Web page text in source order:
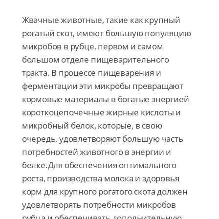
Жвачные животные, такие как крупный
рогатый скот, имеют большую популяцию
микробов в рубце, первом и самом
большом отделе пищеварительного
тракта. В процессе пищеварения и
ферментации эти микробы превращают
кормовые материалы в богатые энергией
короткоцепочечные жирные кислоты и
микробный белок, которые, в свою
очередь, удовлетворяют большую часть
потребностей животного в энергии и
белке.Для обеспечения оптимального
роста, производства молока и здоровья
корм для крупного рогатого скота должен
удовлетворять потребности микробов